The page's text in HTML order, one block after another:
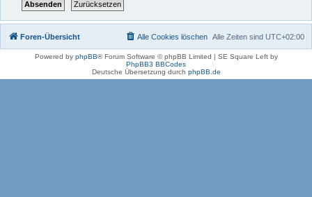
Foren-Übersicht Alle Zeiten sind UTC+02:00
Alle Cookies löschen
Powered by phpBB® Forum Software © phpBB Limited | SE Square Left by
PhpBB3 BBCodes
Deutsche Übersetzung durch phpBB.de